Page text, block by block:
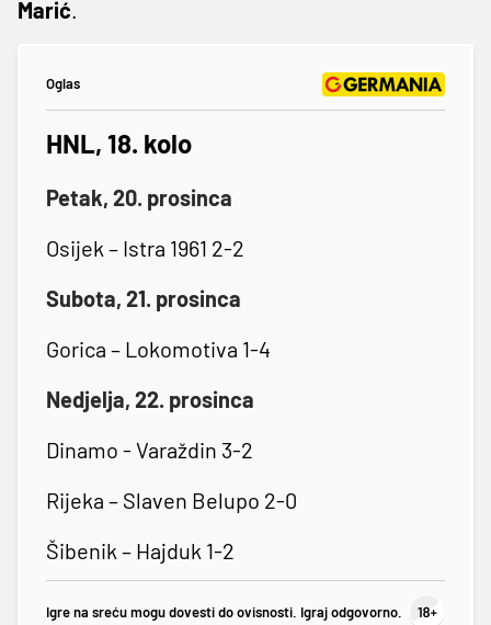
Marić.
Oglas
HNL, 18. kolo
Petak, 20. prosinca
Osijek – Istra 1961 2-2
Subota, 21. prosinca
Gorica – Lokomotiva 1-4
Nedjelja, 22. prosinca
Dinamo - Varaždin 3-2
Rijeka – Slaven Belupo 2-0
Šibenik – Hajduk 1-2
Igre na sreću mogu dovesti do ovisnosti. Igraj odgovorno.